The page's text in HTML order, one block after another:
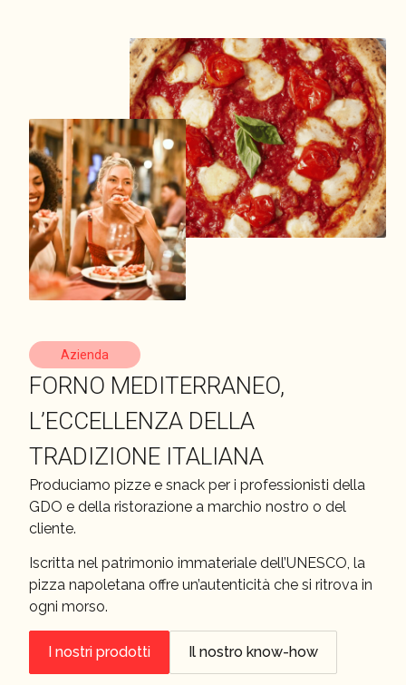
Azienda
FORNO MEDITERRANEO,
L’ECCELLENZA DELLA
TRADIZIONE ITALIANA
Produciamo pizze e snack per i professionisti della
GDO e della ristorazione a marchio nostro o del
cliente.
Iscritta nel patrimonio immateriale dell’UNESCO, la
pizza napoletana offre un’autenticità che si ritrova in
ogni morso.
I nostri prodotti Il nostro know-how